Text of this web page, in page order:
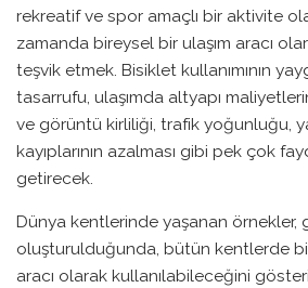
rekreatif ve spor amaçlı bir aktivite
zamanda bireysel bir ulaşım aracı
teşvik etmek. Bisiklet kullanımının
tasarrufu, ulaşımda altyapı
ve görüntü kirliliği, trafik yoğunluğu,
kayıplarının azalması gibi pek çok
getirecek.
Dünya kentlerinde yaşanan örnekler,
oluşturulduğunda, bütün kentlerde
aracı olarak kullanılabileceğini